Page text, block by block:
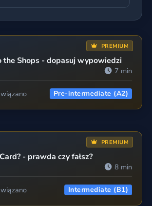
PREMIUM
the Shops - dopasuj wypowiedzi
7 min
Pre-intermediate (A2)
PREMIUM
- prawda czy fałsz?
8 min
Intermediate (B1)